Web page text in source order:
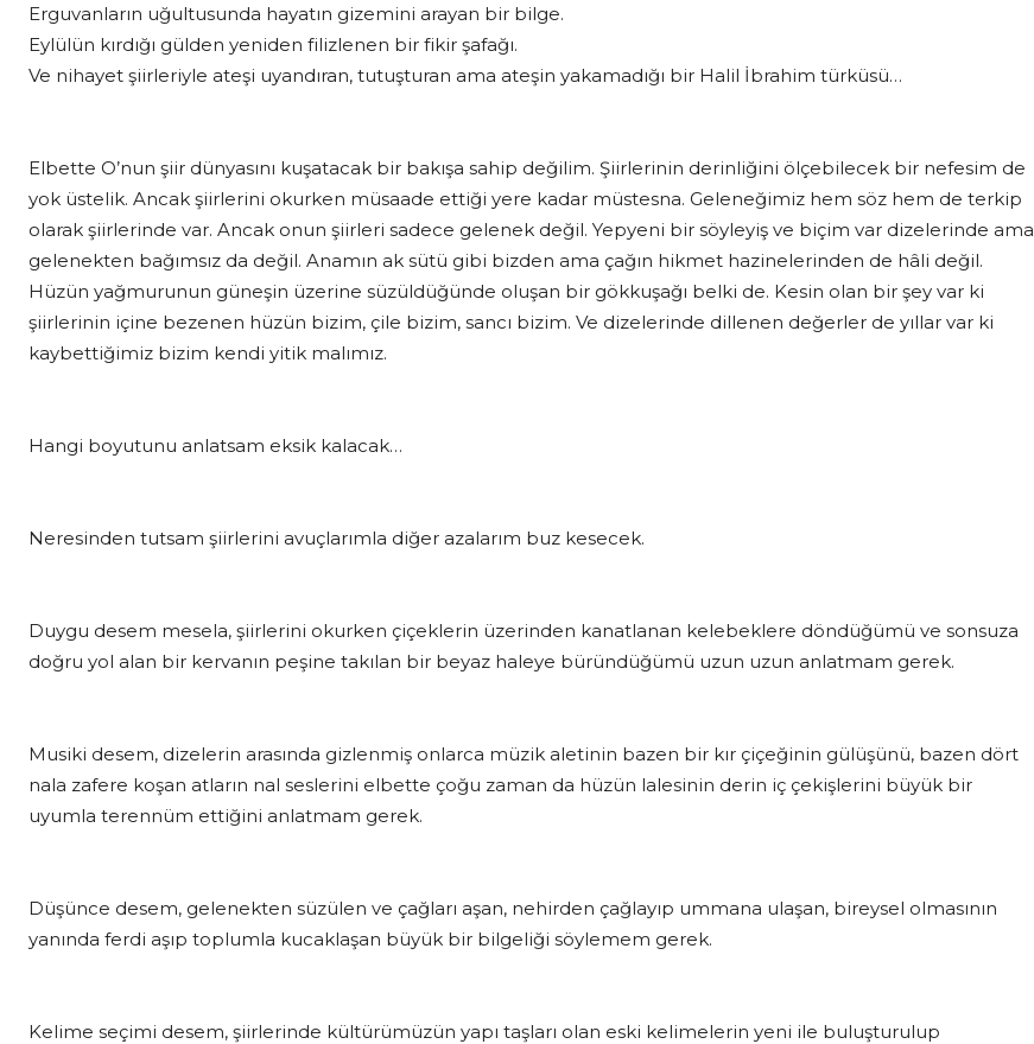
Erguvanların uğultusunda hayatın gizemini arayan bir bilge.
Eylülün kırdığı gülden yeniden filizlenen bir fikir şafağı.
Ve nihayet şiirleriyle ateşi uyandıran, tutuşturan ama ateşin yakamadığı bir Halil İbrahim türküsü…
Elbette O’nun şiir dünyasını kuşatacak bir bakışa sahip değilim. Şiirlerinin derinliğini ölçebilecek bir nefesim de
yok üstelik. Ancak şiirlerini okurken müsaade ettiği yere kadar müstesna. Geleneğimiz hem söz hem de terkip
olarak şiirlerinde var. Ancak onun şiirleri sadece gelenek değil. Yepyeni bir söyleyiş ve biçim var dizelerinde ama
gelenekten bağımsız da değil. Anamın ak sütü gibi bizden ama çağın hikmet hazinelerinden de hâli değil.
Hüzün yağmurunun güneşin üzerine süzüldüğünde oluşan bir gökkuşağı belki de. Kesin olan bir şey var ki
şiirlerinin içine bezenen hüzün bizim, çile bizim, sancı bizim. Ve dizelerinde dillenen değerler de yıllar var ki
kaybettiğimiz bizim kendi yitik malımız.
Hangi boyutunu anlatsam eksik kalacak…
Neresinden tutsam şiirlerini avuçlarımla diğer azalarım buz kesecek.
Duygu desem mesela, şiirlerini okurken çiçeklerin üzerinden kanatlanan kelebeklere döndüğümü ve sonsuza
doğru yol alan bir kervanın peşine takılan bir beyaz haleye büründüğümü uzun uzun anlatmam gerek.
Musiki desem, dizelerin arasında gizlenmiş onlarca müzik aletinin bazen bir kır çiçeğinin gülüşünü, bazen dört
nala zafere koşan atların nal seslerini elbette çoğu zaman da hüzün lalesinin derin iç çekişlerini büyük bir
uyumla terennüm ettiğini anlatmam gerek.
Düşünce desem, gelenekten süzülen ve çağları aşan, nehirden çağlayıp ummana ulaşan, bireysel olmasının
yanında ferdi aşıp toplumla kucaklaşan büyük bir bilgeliği söylemem gerek.
Kelime seçimi desem, şiirlerinde kültürümüzün yapı taşları olan eski kelimelerin yeni ile buluşturulup